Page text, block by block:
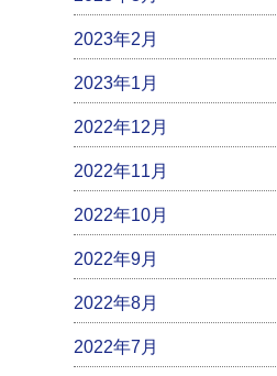
2023年2月
2023年1月
2022年12月
2022年11月
2022年10月
2022年9月
2022年8月
2022年7月